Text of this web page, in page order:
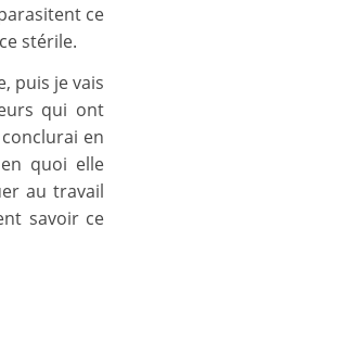
ce
stérile.
puis je vais
qui ont
en
quoi elle
au travail
savoir ce